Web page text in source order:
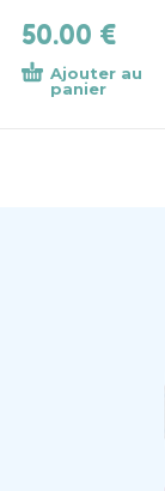
50.00 €
Ajouter au
panier